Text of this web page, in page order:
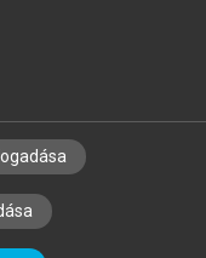
ALAPELVEK